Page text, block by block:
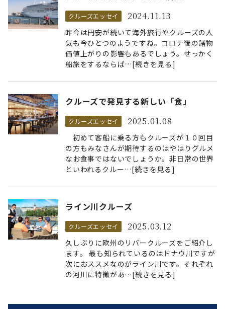
クルーズエッセイ 2024.11.13
昨今は円安が続いて海外旅行やクルーズの人
気も今ひとつのようですね。コロナ後の諸物
価値上がりの影響もあるでしょう。せっかく
船旅をするならば…[続きを見る]
クルーズで発見する新しい「食」
クルーズエッセイ 2025.01.08
初めて客船に乗る方もクルーズが１０回目
の方もみなさんが期待するのはやはりグルメ
なお食事ではないでしょうか。非日常の世界
といわれるクルー…[続きを見る]
ライン川クルーズ
クルーズエッセイ 2025.03.12
久しぶりに欧州のリバークルーズをご紹介し
ます。 最も知られているのはドナウ川ですが
次におススメなのがライン川です。それぞれ
の河川に特徴があ…[続きを見る]